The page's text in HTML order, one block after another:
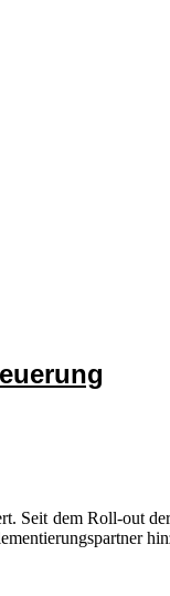
Seit dem Roll-out